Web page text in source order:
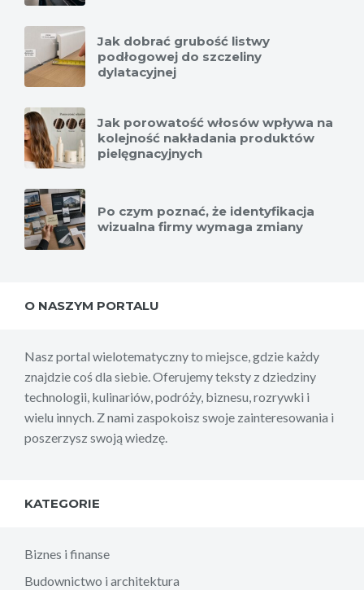
Jak dobrać grubość listwy
podłogowej do szczeliny
dylatacyjnej
Jak porowatość włosów wpływa na
kolejność nakładania produktów
pielęgnacyjnych
Po czym poznać, że identyfikacja
wizualna firmy wymaga zmiany
O NASZYM PORTALU
Nasz portal wielotematyczny to miejsce, gdzie każdy
znajdzie coś dla siebie. Oferujemy teksty z dziedziny
technologii, kulinariów, podróży, biznesu, rozrywki i
wielu innych. Z nami zaspokoisz swoje zainteresowania i
poszerzysz swoją wiedzę.
KATEGORIE
Biznes i finanse
Budownictwo i architektura